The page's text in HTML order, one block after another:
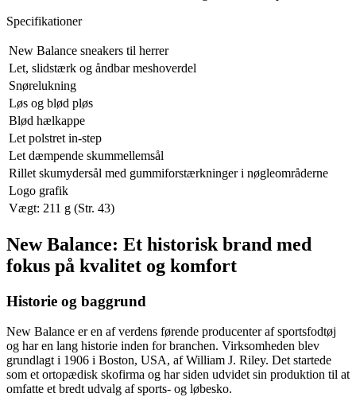
Specifikationer
New Balance sneakers til herrer
Let, slidstærk og åndbar meshoverdel
Snørelukning
Løs og blød pløs
Blød hælkappe
Let polstret in-step
Let dæmpende skummellemsål
Rillet skumydersål med gummiforstærkninger i nøgleområderne
Logo grafik
Vægt: 211 g (Str. 43)
New Balance: Et historisk brand med
fokus på kvalitet og komfort
Historie og baggrund
New Balance er en af verdens førende producenter af sportsfodtøj
og har en lang historie inden for branchen. Virksomheden blev
grundlagt i 1906 i Boston, USA, af William J. Riley. Det startede
som et ortopædisk skofirma og har siden udvidet sin produktion til at
omfatte et bredt udvalg af sports- og løbesko.